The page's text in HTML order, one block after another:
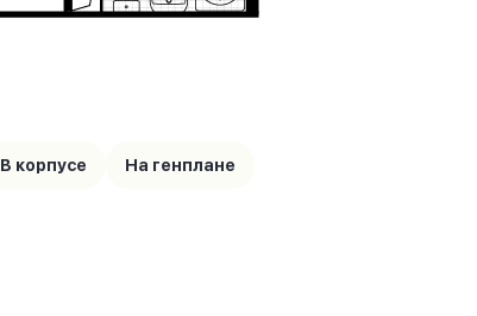
В корпусе На генплане